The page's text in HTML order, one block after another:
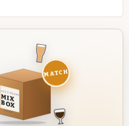
DEZE MAAND
MIX
BOX
8 BIEREN
MATCH